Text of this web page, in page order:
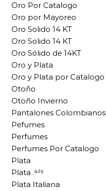
Oro Por Catalogo
Oro por Mayoreo
Oro Solido 14 KT
Oro Solido 14 KT
Oro Sólido de 14KT
Oro y Plata
Oro y Plata por Catalogo
Otoño
Otoño Invierno
Pantalones Colombianos
Pefumes
Perfumes
Perfumes Por Catalogo
Plata
Plata .⁹²⁵
Plata Italiana